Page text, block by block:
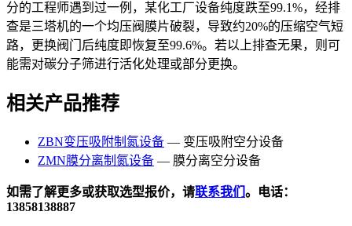
分的工程师遇到过一例，某化工厂设备纯度跌至99.1%，经排
查是三塔机的一个均压阀膜片破裂，导致约20%的压缩空气短
路，更换阀门后纯度即恢复至99.6%。若以上排查无果，则可
能需对碳分子筛进行活化处理或部分更换。
相关产品推荐
ZBN变压吸附制氮设备 — 变压吸附空分设备
ZMN膜分离制氮设备 — 膜分离空分设备
如需了解更多或获取选型报价，请联系我们 。电话：
13858138887